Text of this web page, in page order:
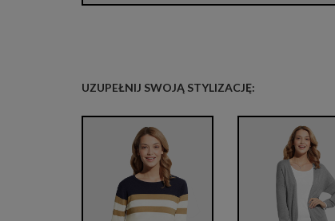
UZUPEŁNIJ SWOJĄ STYLIZACJĘ: